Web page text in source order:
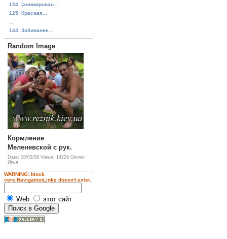
124. (анимирован...
125. Красная...
144. Забивание...
Random Image
Кормление
Меленевской с рук.
Date: 08/03/08 Views: 14229 Owner:
Илья
WARNING: block
core.NavigationLinks doesn't exist.
Web этот сайт